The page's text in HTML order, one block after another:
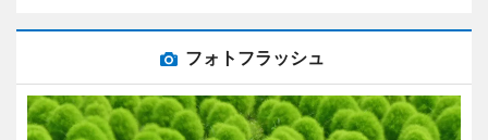
フォトフラッシュ